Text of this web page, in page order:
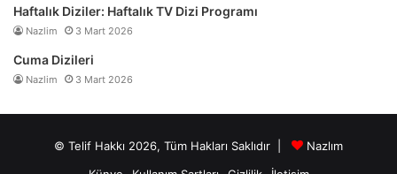
Haftalık Diziler: Haftalık TV Dizi Programı
Nazlim 3 Mart 2026
Cuma Dizileri
Nazlim 3 Mart 2026
© Telif Hakkı 2026, Tüm Hakları Saklıdır |
Nazlım